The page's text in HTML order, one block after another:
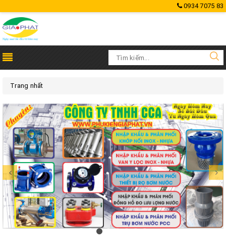
0934 7075 83
Trang nhất